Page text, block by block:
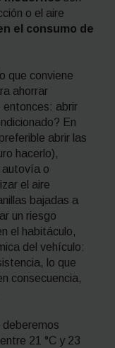
o el aire
el consumo de
que conviene
ahorrar
entonces: abrir
En
abrir las
hacerlo),
autovía o
el aire
bajadas a
un riesgo
el habitáculo,
del vehículo:
lo que
consecuencia,
deberemos
21 °C y 23